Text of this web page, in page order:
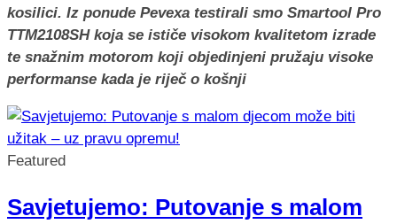
kosilici. Iz ponude Pevexa testirali smo Smartool Pro
TTM2108SH koja se ističe visokom kvalitetom izrade
te snažnim motorom koji objedinjeni pružaju visoke
performanse kada je riječ o košnji
Featured
Savjetujemo: Putovanje s malom